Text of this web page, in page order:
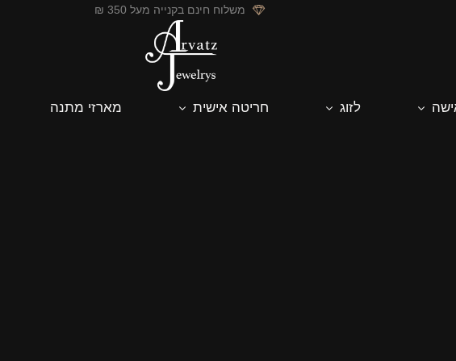
משלוח חינם בקנייה מעל 350 ₪
לזוג חריטה אישית מארזי מתנה